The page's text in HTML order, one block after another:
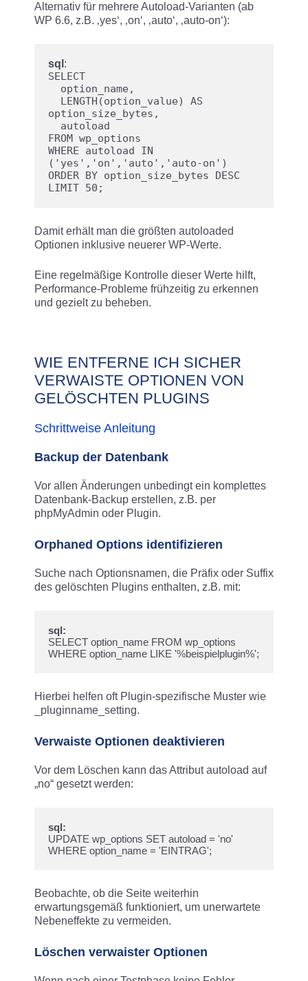
Alternativ für mehrere Autoload-Varianten (ab
WP 6.6, z.B. ‚yes‘, ‚on‘, ‚auto‘, ‚auto-on‘):
sql :
SELECT
  option_name,
option_size_bytes,
  autoload
FROM wp_options
WHERE autoload IN
('yes','on','auto','auto-on')
ORDER BY option_size_bytes DESC
LIMIT 50;
Damit erhält man die größten autoloaded
Optionen inklusive neuerer WP-Werte.
Eine regelmäßige Kontrolle dieser Werte hilft,
Performance-Probleme frühzeitig zu erkennen
und gezielt zu beheben.
WIE ENTFERNE ICH SICHER
VERWAISTE OPTIONEN VON
GELÖSCHTEN PLUGINS
Schrittweise Anleitung
Backup der Datenbank
Vor allen Änderungen unbedingt ein komplettes
Datenbank-Backup erstellen, z.B. per
phpMyAdmin oder Plugin.​
Orphaned Options identifizieren
Suche nach Optionsnamen, die Präfix oder Suffix
des gelöschten Plugins enthalten, z.B. mit:
sql:
SELECT option_name FROM wp_options
Hierbei helfen oft Plugin-spezifische Muster wie
_pluginname_setting.​
Verwaiste Optionen deaktivieren
Vor dem Löschen kann das Attribut autoload auf
„no“ gesetzt werden:
sql:
UPDATE wp_options SET autoload = 'no'
Beobachte, ob die Seite weiterhin
erwartungsgemäß funktioniert, um unerwartete
Nebeneffekte zu vermeiden.​
Löschen verwaister Optionen